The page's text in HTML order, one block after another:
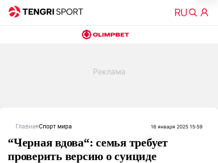
ГлавнаяСпорт мира 16 января 2025 15:59
“Черная вдова“: семья требует
проверить версию о суициде